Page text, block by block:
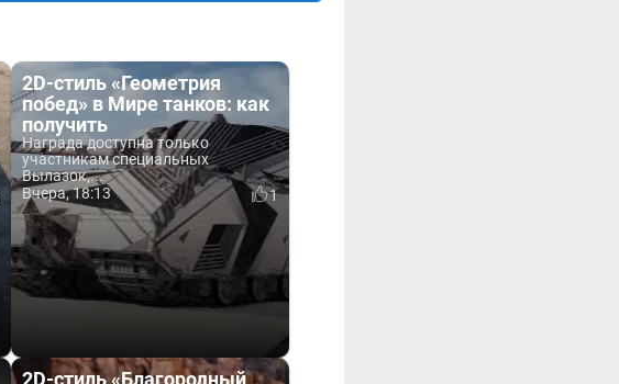
2D-стиль «Геометрия
побед» в Мире танков: как
получить
Награда доступна только
участникам специальных
Вылазок,...
Вчера, 18:13
1